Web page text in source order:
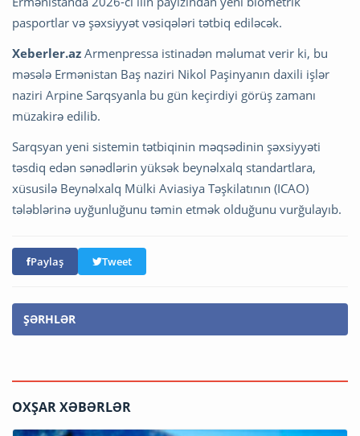
pasportlar və şəxsiyyət vəsiqələri tətbiq ediləcək.
Xeberler.az Armenpressa istinadən məlumat verir ki, bu
məsələ Ermənistan Baş naziri Nikol Paşinyanın daxili işlər
naziri Arpine Sarqsyanla bu gün keçirdiyi görüş zamanı
müzakirə edilib.
Sarqsyan yeni sistemin tətbiqinin məqsədinin şəxsiyyəti
təsdiq edən sənədlərin yüksək beynəlxalq standartlara,
xüsusilə Beynəlxalq Mülki Aviasiya Təşkilatının (ICAO)
tələblərinə uyğunluğunu təmin etmək olduğunu vurğulayıb.
Paylaş Tweet
ŞƏRHLƏR
OXŞAR XƏBƏRLƏR